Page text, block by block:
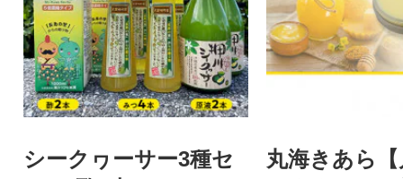
シークヮーサー3種セ
丸海きあら